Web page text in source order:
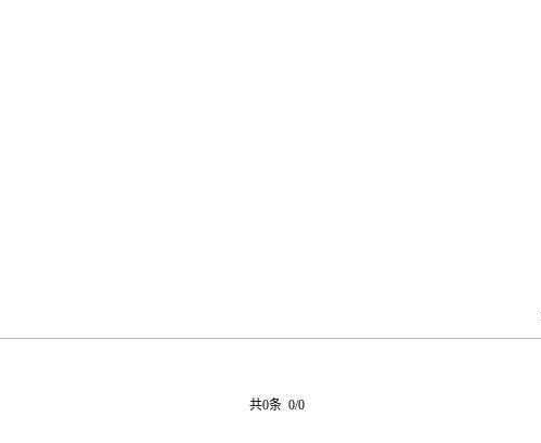
共0条 0/0